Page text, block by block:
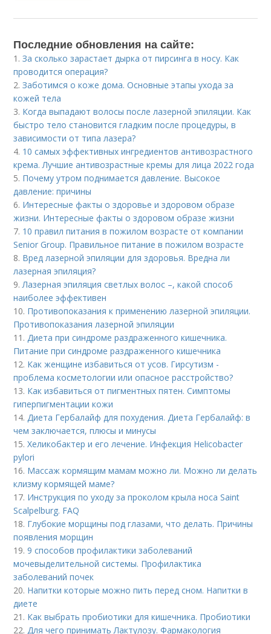
Последние обновления на сайте:
1.За сколько зарастает дырка от пирсинга в носу. Как
проводится операция?
2.Заботимся о коже дома. Основные этапы ухода за
кожей тела
3. Когда выпадают волосы после лазерной эпиляции. Как
быстро тело становится гладким после процедуры, в
зависимости от типа лазера?
4. 10 самых эффективных ингредиентов антивозрастного
крема. Лучшие антивозрастные кремы для лица 2022 года
5. Почему утром поднимается давление. Высокое
давление: причины
6. Интересные факты о здоровье и здоровом образе
жизни. Интересные факты о здоровом образе жизни
7. 10 правил питания в пожилом возрасте от компании
Senior Group. Правильное питание в пожилом возрасте
8. Вред лазерной эпиляции для здоровья. Вредна ли
лазерная эпиляция?
9.Лазерная эпиляция светлых волос –, какой способ
наиболее эффективен
10. Противопоказания к применению лазерной эпиляции.
Противопоказания лазерной эпиляции
11.Диета при синдроме раздраженного кишечника.
Питание при синдроме раздраженного кишечника
12. Как женщине избавиться от усов. Гирсутизм -
проблема косметологии или опасное расстройство?
13. Как избавиться от пигментных пятен. Симптомы
гиперпигментации кожи
14.Диета Гербалайф для похудения. Диета Гербалайф: в
чем заключается, плюсы и минусы
15.Хеликобактер и его лечение. Инфекция Helicobacter
pylori
16. Массаж кормящим мамам можно ли. Можно ли делать
клизму кормящей маме?
17. Инструкция по уходу за проколом крыла носа Saint
Scalpelburg. FAQ
18. Глубокие морщины под глазами, что делать. Причины
появления морщин
19.9 способов профилактики заболеваний
мочевыделительной системы. Профилактика
заболеваний почек
20. Напитки которые можно пить перед сном. Напитки в
диете
21. Как выбрать пробиотики для кишечника. Пробиотики
22.Для чего принимать Лактулозу. Фармакология